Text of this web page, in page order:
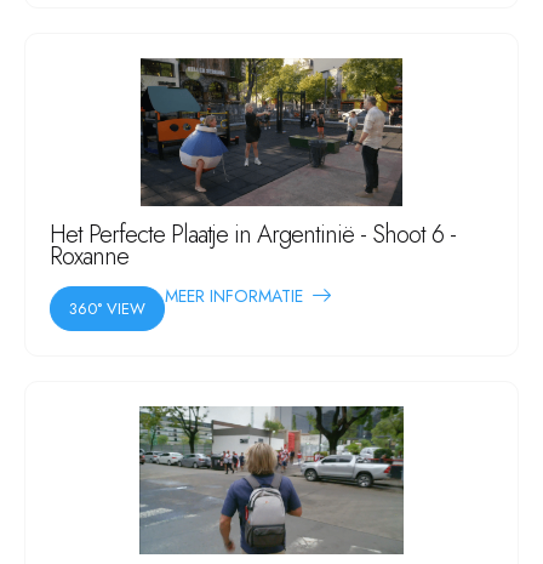
Het Perfecte Plaatje in Argentinië - Shoot 6 -
Roxanne
360° VIEW
MEER INFORMATIE